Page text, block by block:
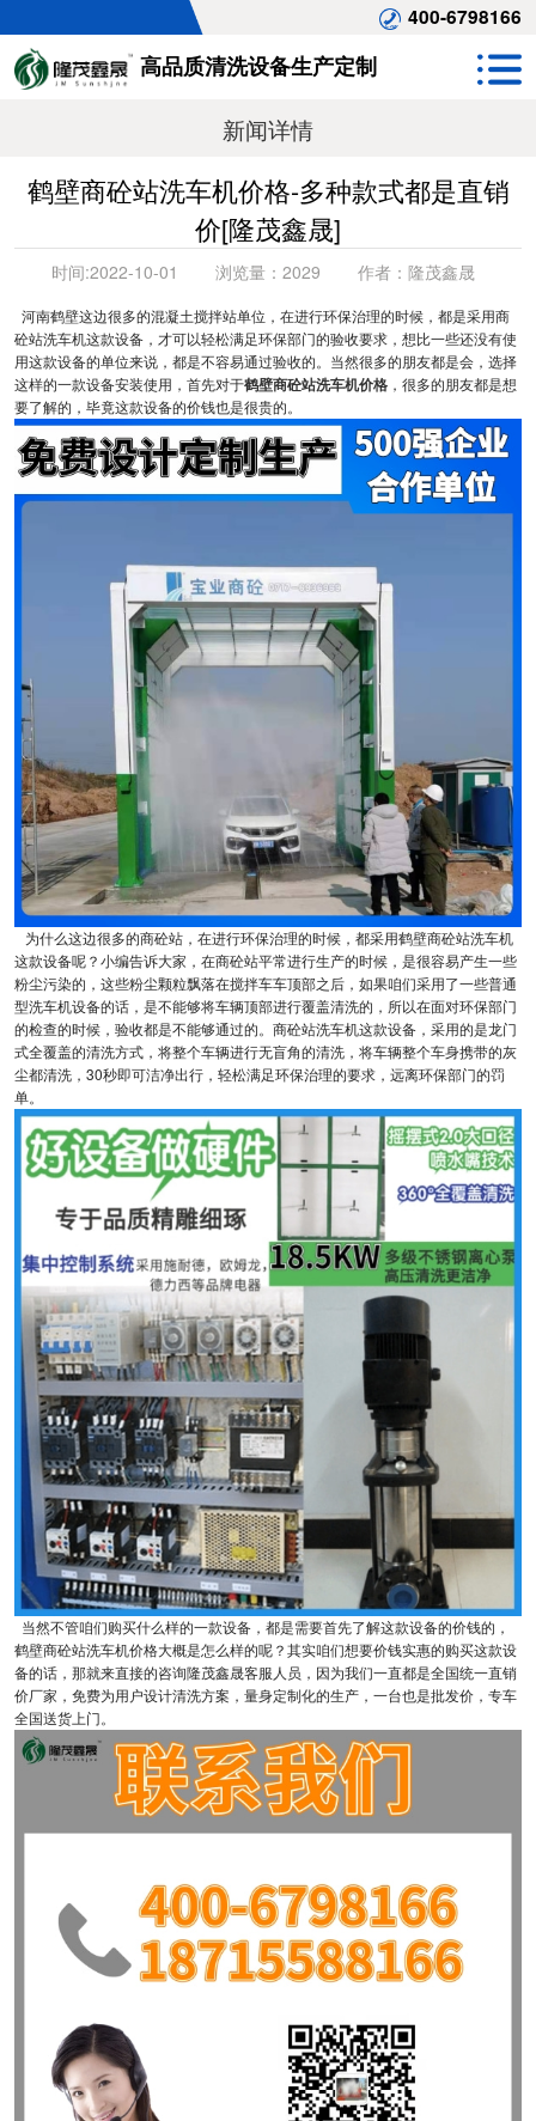
400-6798166
高品质清洗设备生产定制
新闻详情
鹤壁商砼站洗车机价格-多种款式都是直销
价[隆茂鑫晟]
时间:2022-10-01 浏览量： 2029 作者： 隆茂鑫晟
河南鹤壁这边很多的混凝土搅拌站单位，在进行环保治理的时候，都是采用商
砼站洗车机这款设备，才可以轻松满足环保部门的验收要求，想比一些还没有使
用这款设备的单位来说，都是不容易通过验收的。当然很多的朋友都是会，选择
这样的一款设备安装使用，首先对于鹤壁商砼站洗车机价格，很多的朋友都是想
要了解的，毕竟这款设备的价钱也是很贵的。
为什么这边很多的商砼站，在进行环保治理的时候，都采用鹤壁商砼站洗车机
这款设备呢？小编告诉大家，在商砼站平常进行生产的时候，是很容易产生一些
粉尘污染的，这些粉尘颗粒飘落在搅拌车车顶部之后，如果咱们采用了一些普通
型洗车机设备的话，是不能够将车辆顶部进行覆盖清洗的，所以在面对环保部门
的检查的时候，验收都是不能够通过的。商砼站洗车机这款设备，采用的是龙门
式全覆盖的清洗方式，将整个车辆进行无盲角的清洗，将车辆整个车身携带的灰
尘都清洗，30秒即可洁净出行，轻松满足环保治理的要求，远离环保部门的罚
单。
当然不管咱们购买什么样的一款设备，都是需要首先了解这款设备的价钱的，
鹤壁商砼站洗车机价格大概是怎么样的呢？其实咱们想要价钱实惠的购买这款设
备的话，那就来直接的咨询隆茂鑫晟客服人员，因为我们一直都是全国统一直销
价厂家，免费为用户设计清洗方案，量身定制化的生产，一台也是批发价，专车
全国送货上门。